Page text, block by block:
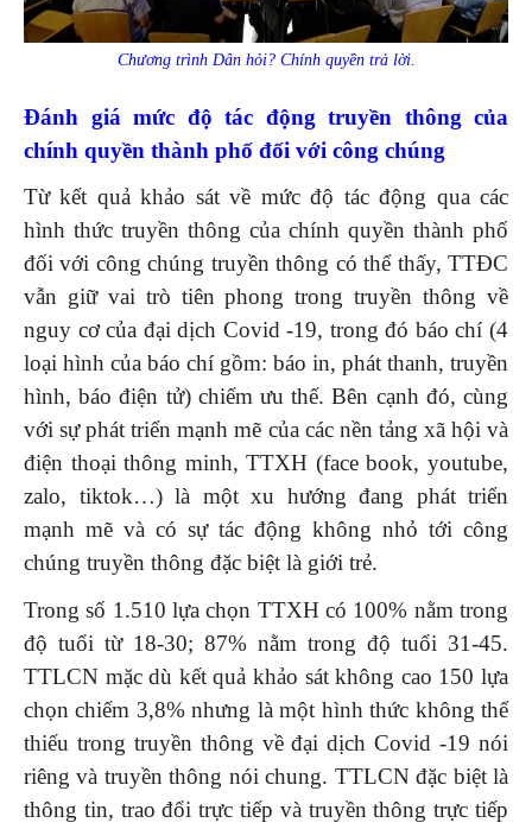
Chương trình Dân hỏi? Chính quyền trả lời.
Đánh giá mức độ tác động truyền thông của
chính quyền thành phố đối với công chúng
Từ kết quả khảo sát về mức độ tác động qua các
hình thức truyền thông của chính quyền thành phố
đối với công chúng truyền thông có thể thấy, TTĐC
vẫn giữ vai trò tiên phong trong truyền thông về
nguy cơ của đại dịch Covid -19, trong đó báo chí (4
loại hình của báo chí gồm: báo in, phát thanh, truyền
hình, báo điện tử) chiếm ưu thế. Bên cạnh đó, cùng
với sự phát triển mạnh mẽ của các nền tảng xã hội và
điện thoại thông minh, TTXH (face book, youtube,
zalo, tiktok…) là một xu hướng đang phát triển
mạnh mẽ và có sự tác động không nhỏ tới công
chúng truyền thông đặc biệt là giới trẻ.
Trong số 1.510 lựa chọn TTXH có 100% nằm trong
độ tuổi từ 18-30; 87% nằm trong độ tuổi 31-45.
TTLCN mặc dù kết quả khảo sát không cao 150 lựa
chọn chiếm 3,8% nhưng là một hình thức không thể
thiếu trong truyền thông về đại dịch Covid -19 nói
riêng và truyền thông nói chung. TTLCN đặc biệt là
thông tin, trao đổi trực tiếp và truyền thông trực tiếp